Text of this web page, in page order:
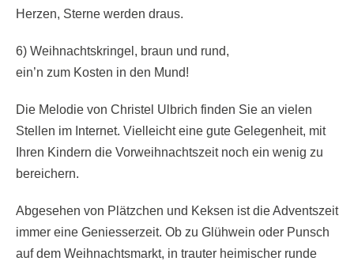
Herzen, Sterne werden draus.
6) Weihnachtskringel, braun und rund,
ein’n zum Kosten in den Mund!
Die Melodie von Christel Ulbrich finden Sie an vielen
Stellen im Internet. Vielleicht eine gute Gelegenheit, mit
Ihren Kindern die Vorweihnachtszeit noch ein wenig zu
bereichern.
Abgesehen von Plätzchen und Keksen ist die Adventszeit
immer eine Geniesserzeit. Ob zu Glühwein oder Punsch
auf dem Weihnachtsmarkt, in trauter heimischer runde